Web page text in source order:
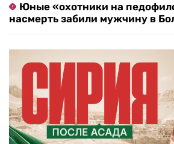
Юные «охотники на
насмерть забили мужчину в